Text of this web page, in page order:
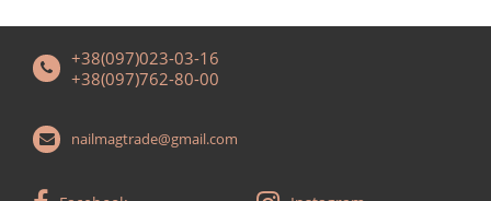
+38(097)023-03-16
+38(097)762-80-00
nailmagtrade@gmail.com